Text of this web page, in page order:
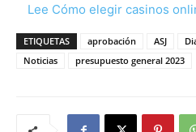
Lee Cómo elegir casinos
ETIQUETAS aprobación ASJ
Noticias
presupuesto general 2023